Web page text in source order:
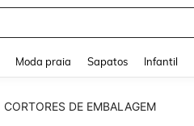
Moda praia Sapatos Infantil
CORTORES DE EMBALAGEM